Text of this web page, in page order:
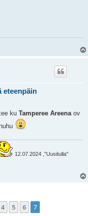
eteenpäin
ku Tamperee Areenaov
12.07.2024 ,"Uusitulla"
4 5 6 7